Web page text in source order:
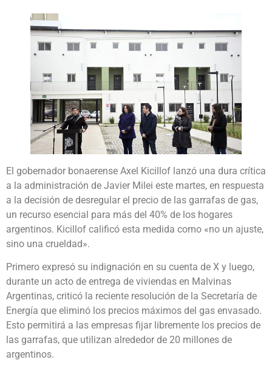
El gobernador bonaerense Axel Kicillof lanzó una dura crítica
a la administración de Javier Milei este martes, en respuesta
a la decisión de desregular el precio de las garrafas de gas,
un recurso esencial para más del 40% de los hogares
argentinos. Kicillof calificó esta medida como «no un ajuste,
sino una crueldad».
Primero expresó su indignación en su cuenta de X y luego,
durante un acto de entrega de viviendas en Malvinas
Argentinas, criticó la reciente resolución de la Secretaría de
Energía que eliminó los precios máximos del gas envasado.
Esto permitirá a las empresas fijar libremente los precios de
las garrafas, que utilizan alrededor de 20 millones de
argentinos.